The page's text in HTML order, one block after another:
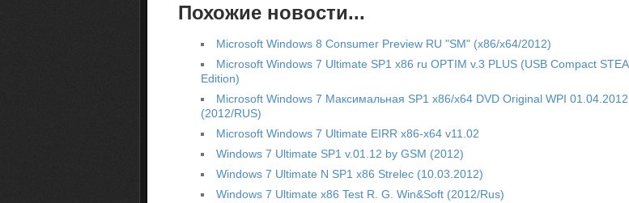
Похожие новости...
Microsoft Windows 8 Consumer Preview RU "SM" (x86/x64/2012)
Microsoft Windows 7 Ultimate SP1 x86 ru OPTIM v.3 PLUS (USB Compact STEA
Edition)
Microsoft Windows 7 Максимальная SP1 x86/x64 DVD Original WPI 01.04.2012
(2012/RUS)
Microsoft Windows 7 Ultimate EIRR x86-x64 v11.02
Windows 7 Ultimate SP1 v.01.12 by GSM (2012)
Windows 7 Ultimate N SP1 x86 Strelec (10.03.2012)
Windows 7 Ultimate x86 Test R. G. Win&Soft (2012/Rus)